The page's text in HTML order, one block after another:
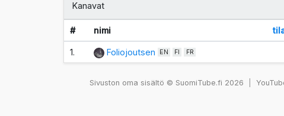
Kanavat
# nimi
1. Foliojoutsen EN FI FR
Sivuston oma sisältö © SuomiTube.fi 2026